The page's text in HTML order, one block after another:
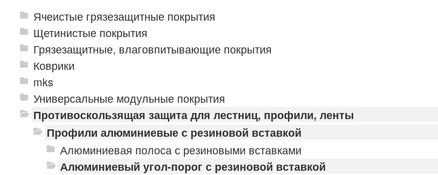
Ячеистые грязезащитные покрытия
Щетинистые покрытия
Грязезащитные, влаговпитывающие покрытия
Коврики
mks
Универсальные модульные покрытия
Противоскользящая защита для лестниц, профили, ленты
Профили алюминиевые с резиновой вставкой
Алюминиевая полоса с резиновыми вставками
Алюминиевый угол-порог с резиновой вставкой